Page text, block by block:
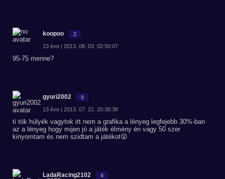
koopoo 2
13 éve | 2013. 08. 03. 02:50:07
95-75 menne?
gyuri2002 8
13 éve | 2013. 07. 21. 20:30:38
ti tök hülyék vagytok itt nem a grafika a lényeg legfejebb 30%-ban
az a lényeg hogy mijen jó a játék élmény én vagy 50 szer
kinyomtam és nem szidtam a játékot😲
LadaRacing2102 4